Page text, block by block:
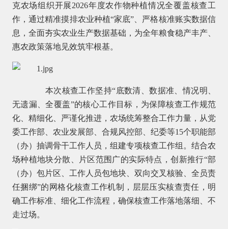
克农场组织开展2026年度农作物种植情况全覆盖核查工
作，通过精准摸排农业种植“家底”、严格核准账实数据信
息，全面夯实农业生产数据基础，为全年粮食稳产丰产、
惠农政策落地见效筑牢根基。
本次核查工作坚持“底数清、数据准、情况明、
无遗漏、全覆盖”的核心工作目标，为保障核查工作规范
化、精细化、严谨化推进，农场统筹整合工作力量，从党
委工作部、农业发展部、合规风控部、纪委等15个职能部
（办）抽调骨干工作人员，组建专项核查工作组。结合农
场种植地块分散、片区范围广的实际特点，创新推行“部
（办）包片区、工作人员包地块、双向交叉核验、全员责
任捆绑”的网格化核查工作机制，层层压实核查责任，明
确工作标准、细化工作流程，确保核查工作落地落细、不
走过场。